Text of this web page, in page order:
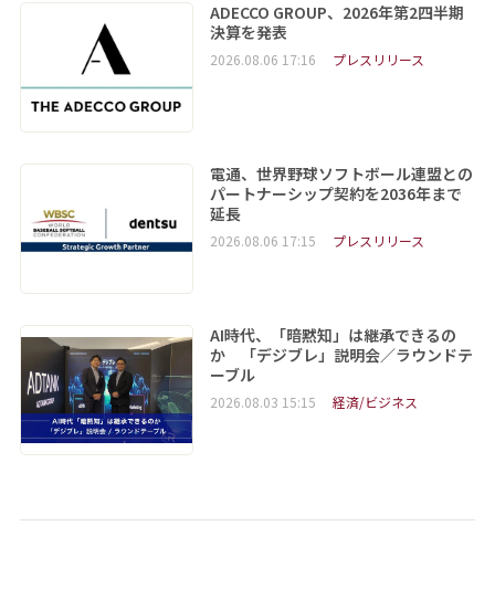
ADECCO GROUP、2026年第2四半期
決算を発表
2026.08.06 17:16 プレスリリース
電通、世界野球ソフトボール連盟との
パートナーシップ契約を2036年まで
延長
2026.08.06 17:15 プレスリリース
AI時代、「暗黙知」は継承できるの
か 「デジブレ」説明会／ラウンドテ
ーブル
2026.08.03 15:15 経済/ビジネス